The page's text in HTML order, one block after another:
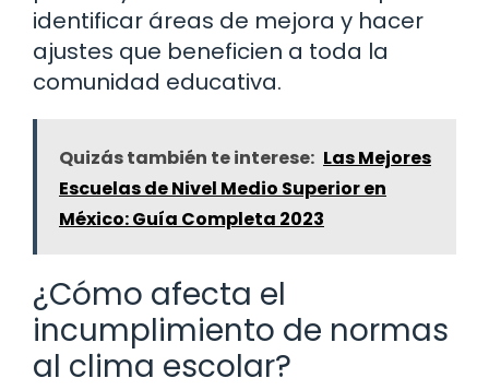
identificar áreas de mejora y hacer
ajustes que beneficien a toda la
comunidad educativa.
Quizás también te interese: Las Mejores
Escuelas de Nivel Medio Superior en
México: Guía Completa 2023
¿Cómo afecta el
incumplimiento de normas
al clima escolar?